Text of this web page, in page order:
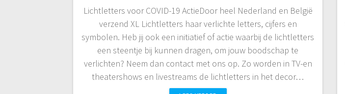
Lichtletters voor COVID-19 ActieDoor heel Nederland en België
verzend XL Lichtletters haar verlichte letters, cijfers en
symbolen. Heb jij ook een initiatief of actie waarbij de lichtletters
een steentje bij kunnen dragen, om jouw boodschap te
verlichten? Neem dan contact met ons op. Zo worden in TV-en
theatershows en livestreams de lichtletters in het decor…